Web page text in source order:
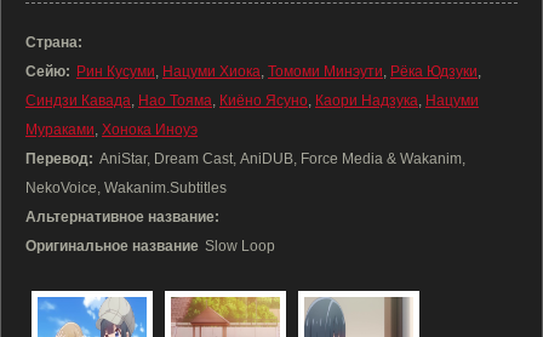
Страна:
Сейю: Рин Кусуми, Нацуми Хиока, Томоми Минэути, Рёка Юдзуки,
Синдзи Кавада, Нао Тояма, Киёно Ясуно, Каори Надзука, Нацуми
Мураками, Хонока Иноуэ
Перевод: AniStar, Dream Cast, AniDUB, Force Media & Wakanim,
NekoVoice, Wakanim.Subtitles
Альтернативное название:
Оригинальное название Slow Loop